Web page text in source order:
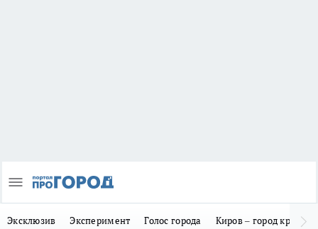
Эксклюзив Эксперимент Голос города Киров – город